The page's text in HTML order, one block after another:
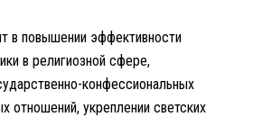
в повышении эффективности
в религиозной сфере,
конфессиональных
отношений, укреплении светских